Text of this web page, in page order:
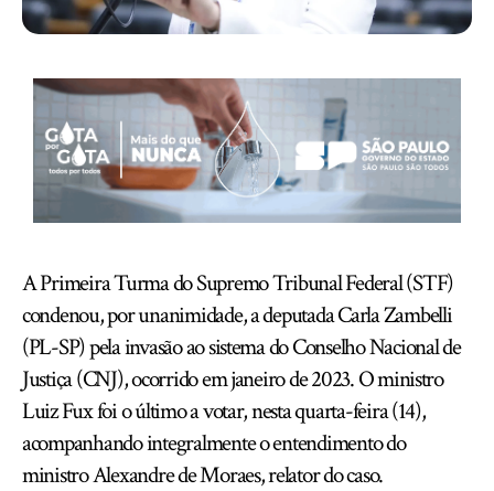
A Primeira Turma do Supremo Tribunal Federal (STF)
condenou, por unanimidade, a deputada Carla Zambelli
(PL-SP) pela invasão ao sistema do Conselho Nacional de
Justiça (CNJ), ocorrido em janeiro de 2023. O ministro
Luiz Fux foi o último a votar, nesta quarta-feira (14),
acompanhando integralmente o entendimento do
ministro Alexandre de Moraes, relator do caso.